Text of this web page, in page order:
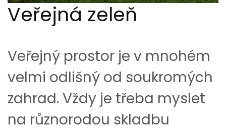
Veřejná zeleň
Veřejný prostor je v mnohém
velmi odlišný od soukromých
zahrad. Vždy je třeba myslet
na různorodou skladbu